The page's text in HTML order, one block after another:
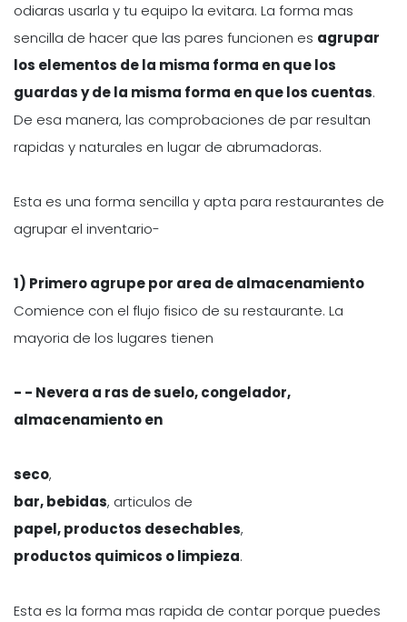
odiaras usarla y tu equipo la evitara. La forma mas
sencilla de hacer que las pares funcionen es agrupar
los elementos de la misma forma en que los
guardas y de la misma forma en que los cuentas.
De esa manera, las comprobaciones de par resultan
rapidas y naturales en lugar de abrumadoras.
Esta es una forma sencilla y apta para restaurantes de
agrupar el inventario-
1) Primero agrupe por area de almacenamiento
Comience con el flujo fisico de su restaurante. La
mayoria de los lugares tienen
- - Nevera a ras de suelo,congelador,
almacenamiento en
seco,
bar, bebidas, articulos de
papel, productos desechables,
productos quimicos o limpieza.
Esta es la forma mas rapida de contar porque puedes